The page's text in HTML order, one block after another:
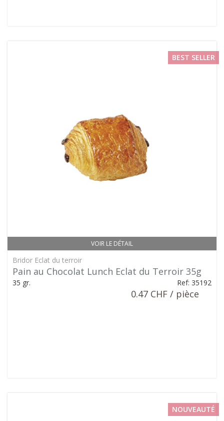
VOIR LE DÉTAIL
BEST SELLER
Bridor Eclat du terroir
Pain au Chocolat Lunch Eclat du Terroir 35g
35 gr. Ref: 35192
0.47 CHF / pièce
NOUVEAUTÉ